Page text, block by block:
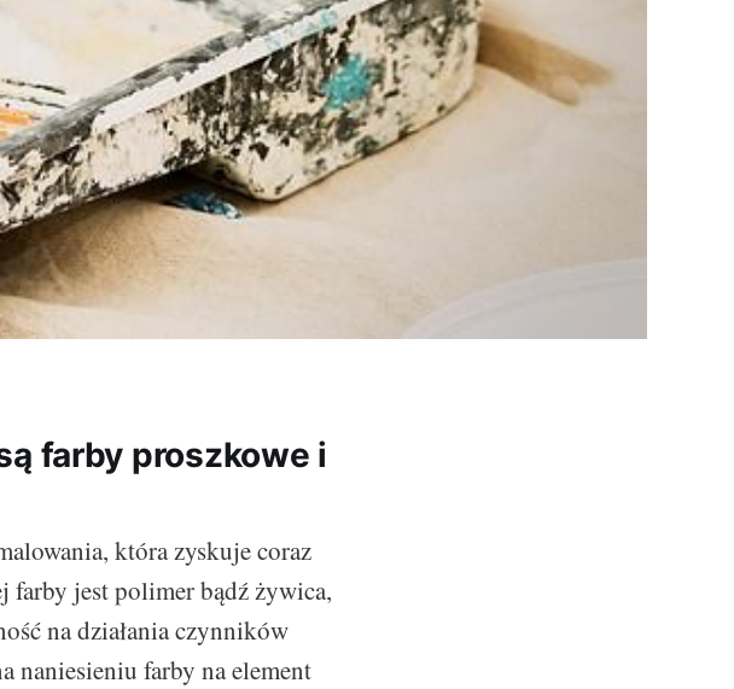
farby proszkowe i
która zyskuje coraz
farby jest polimer bądź żywica,
na działania czynników
naniesieniu farby na element